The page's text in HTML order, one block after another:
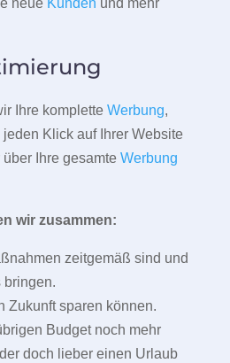
neue Kunden und mehr
Ihre komplette Werbung,
Klick auf Ihrer Website
Ihre gesamte Werbung
wir zusammen:
zeitgemäß sind und
bringen.
Zukunft sparen können.
Budget noch mehr
doch lieber einen Urlaub